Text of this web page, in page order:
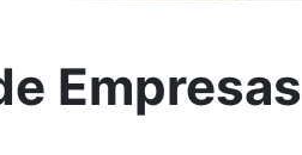
Empresas